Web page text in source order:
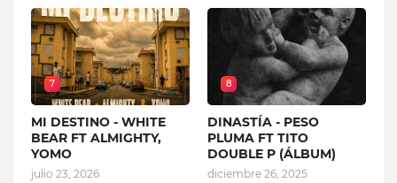
7
MI DESTINO - WHITE
BEAR FT ALMIGHTY,
YOMO
julio 23, 2026
8
DINASTÍA - PESO
PLUMA FT TITO
DOUBLE P (ÁLBUM)
diciembre 26, 2025